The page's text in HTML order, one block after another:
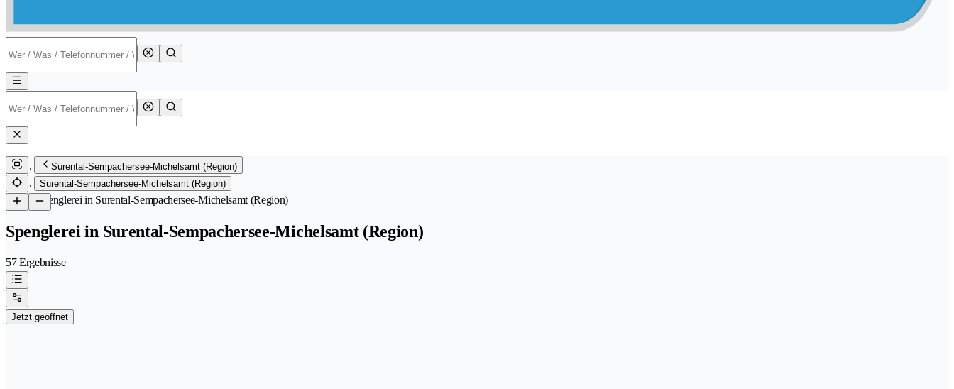
Surental-Sempachersee-Michelsamt (Region)
Surental-Sempachersee-Michelsamt (Region)
/Spenglerei in Surental-Sempachersee-Michelsamt (Region)
Spenglerei in Surental-Sempachersee-Michelsamt (Region)
57 Ergebnisse
Jetzt geöffnet